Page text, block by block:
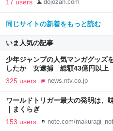
17 users dojozan.com
同じサイトの新着をもっと読む
いま人気の記事
少年ジャンプの人気マンガグッズ
したか 女逮捕 総額43億円以上
NEWS NNN
325 users news.ntv.co.jp
ワールドトリガー最大の発明は、
｜まくらぎ
153 users note.com/